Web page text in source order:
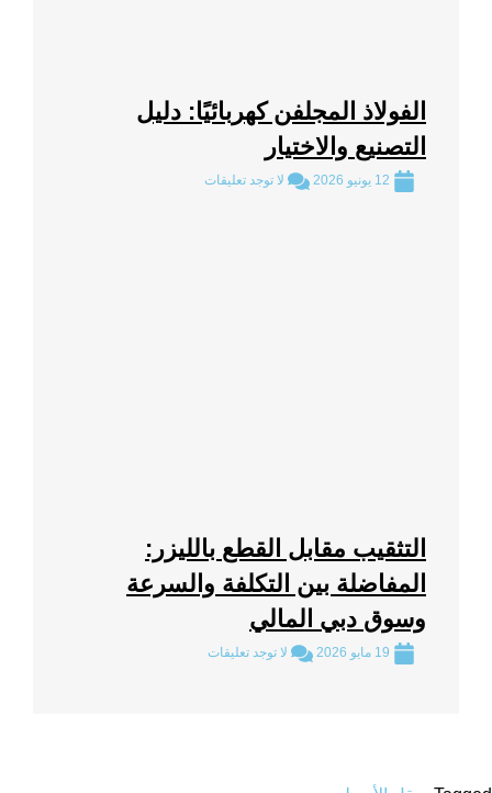
الفولاذ المجلفن كهربائيًا: دليل
التصنيع والاختيار
لا توجد تعليقات
التثقيب مقابل القطع بالليزر:
المفاضلة بين التكلفة والسرعة
وسوق دبي المالي
لا توجد تعليقات